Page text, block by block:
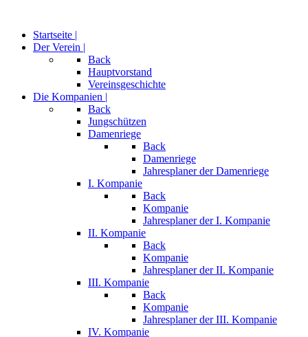
Startseite |
Der Verein |
Back
Hauptvorstand
Vereinsgeschichte
Die Kompanien |
Back
Jungschützen
Damenriege
Back
Damenriege
Jahresplaner der Damenriege
I. Kompanie
Back
Kompanie
Jahresplaner der I. Kompanie
II. Kompanie
Back
Kompanie
Jahresplaner der II. Kompanie
III. Kompanie
Back
Kompanie
Jahresplaner der III. Kompanie
IV. Kompanie